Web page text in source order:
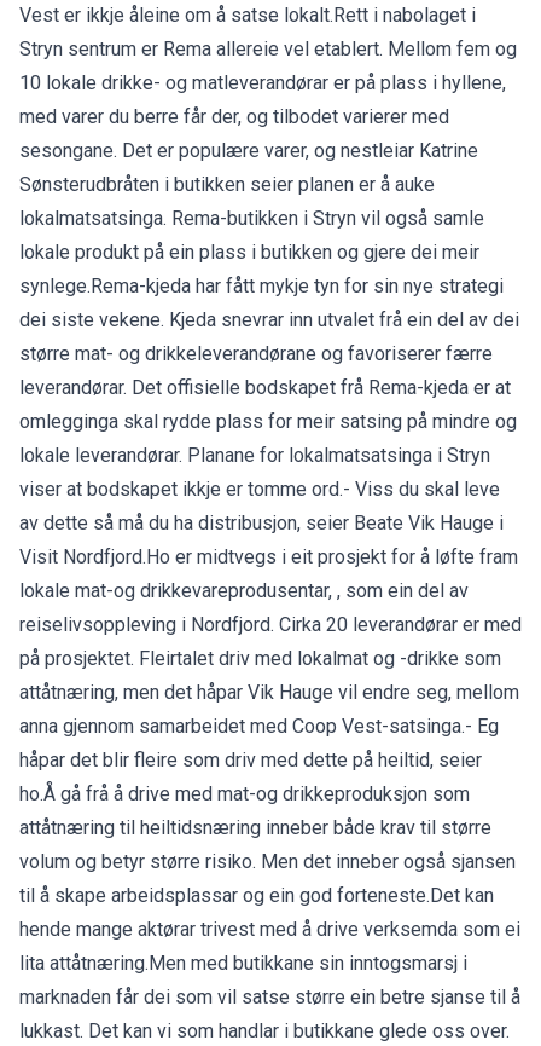
Vest er ikkje åleine om å satse lokalt.Rett i nabolaget i
Stryn sentrum er Rema allereie vel etablert. Mellom fem og
10 lokale drikke- og matleverandørar er på plass i hyllene,
med varer du berre får der, og tilbodet varierer med
sesongane. Det er populære varer, og nestleiar Katrine
Sønsterudbråten i butikken seier planen er å auke
lokalmatsatsinga. Rema-butikken i Stryn vil også samle
lokale produkt på ein plass i butikken og gjere dei meir
synlege.Rema-kjeda har fått mykje tyn for sin nye strategi
dei siste vekene. Kjeda snevrar inn utvalet frå ein del av dei
større mat- og drikkeleverandørane og favoriserer færre
leverandørar. Det offisielle bodskapet frå Rema-kjeda er at
omlegginga skal rydde plass for meir satsing på mindre og
lokale leverandørar. Planane for lokalmatsatsinga i Stryn
viser at bodskapet ikkje er tomme ord.- Viss du skal leve
av dette så må du ha distribusjon, seier Beate Vik Hauge i
Visit Nordfjord.Ho er midtvegs i eit prosjekt for å løfte fram
lokale mat-og drikkevareprodusentar, , som ein del av
reiselivsoppleving i Nordfjord. Cirka 20 leverandørar er med
på prosjektet. Fleirtalet driv med lokalmat og -drikke som
attåtnæring, men det håpar Vik Hauge vil endre seg, mellom
anna gjennom samarbeidet med Coop Vest-satsinga.- Eg
håpar det blir fleire som driv med dette på heiltid, seier
ho.Å gå frå å drive med mat-og drikkeproduksjon som
attåtnæring til heiltidsnæring inneber både krav til større
volum og betyr større risiko. Men det inneber også sjansen
til å skape arbeidsplassar og ein god forteneste.Det kan
hende mange aktørar trivest med å drive verksemda som ei
lita attåtnæring.Men med butikkane sin inntogsmarsj i
marknaden får dei som vil satse større ein betre sjanse til å
lukkast. Det kan vi som handlar i butikkane glede oss over.